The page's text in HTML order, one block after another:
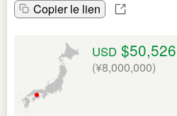
Copier le lien
USD $50,526
(¥8,000,000)